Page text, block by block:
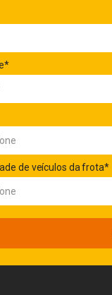
de veículos da frota*